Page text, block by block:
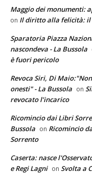
Maggio dei monumenti:
on Il diritto alla felicità: il
Sparatoria Piazza
nascondeva - La Bussola
è fuori pericolo
Revoca Siri, Di
onesti" - La Bussola on
revocato l’incarico
Ricomincio dai Libri
Bussola on Ricomincio
Sorrento
Caserta: nasce
e Regi Lagni on Svolta a